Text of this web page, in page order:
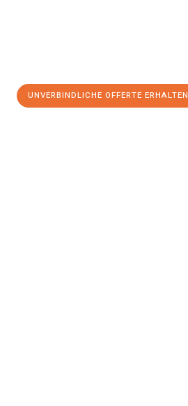
UNVERBINDLICHE OFFERTE ERHALTEN